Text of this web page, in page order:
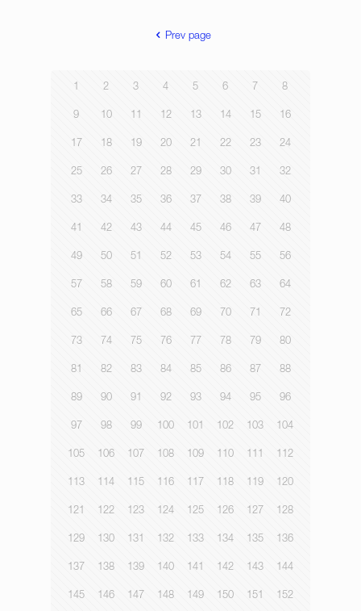
Prev page
1 2 3 4 5 6 7 8
9 10 11 12 13 14 15 16
17 18 19 20 21 22 23 24
25 26 27 28 29 30 31 32
33 34 35 36 37 38 39 40
41 42 43 44 45 46 47 48
49 50 51 52 53 54 55 56
57 58 59 60 61 62 63 64
65 66 67 68 69 70 71 72
73 74 75 76 77 78 79 80
81 82 83 84 85 86 87 88
89 90 91 92 93 94 95 96
97 98 99 100 101 102 103 104
105 106 107 108 109 110 111 112
113 114 115 116 117 118 119 120
121 122 123 124 125 126 127 128
129 130 131 132 133 134 135 136
137 138 139 140 141 142 143 144
145 146 147 148 149 150 151 152